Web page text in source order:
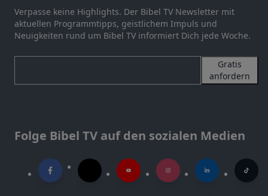
Verpasse keine Highlights. Der Bibel TV Newsletter mit
aktuellen Programmtipps, geistlichem Impuls und
Neuigkeiten rund um Bibel TV informiert Dich jede Woche.
Gratis
anfordern
Folge Bibel TV auf den sozialen Medien